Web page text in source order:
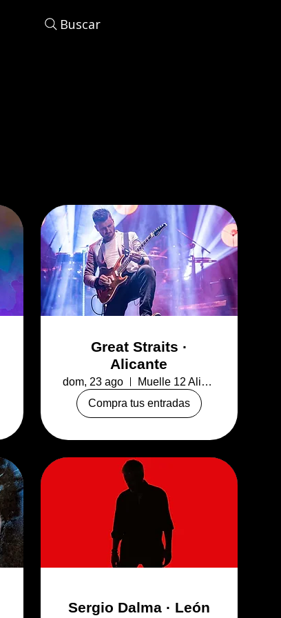
Buscar
Great Straits ·
Alicante
dom, 23 ago
Muelle 12 Alicante
Compra tus entradas
Sergio Dalma · León